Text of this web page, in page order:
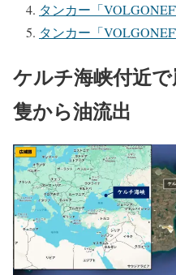
タンカー「
タンカー「
ケルチ海峡付近
隻から油流出